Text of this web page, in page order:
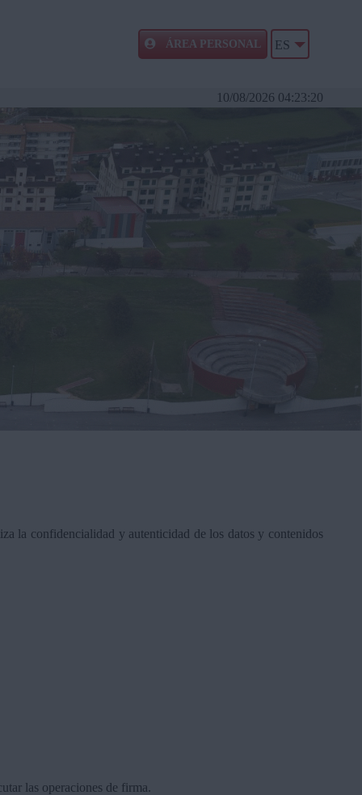
ÁREA PERSONAL ES
10/08/2026 04:23:21
la confidencialidad y autenticidad de los datos y contenidos
las operaciones de firma.